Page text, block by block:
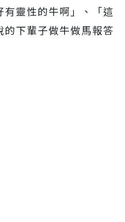
有靈性的牛啊」、「這
下輩子做牛做馬報答